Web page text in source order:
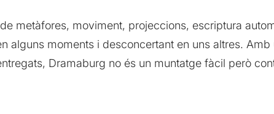
metàfores, moviment, projeccions, escriptura
alguns moments i desconcertant en uns altres. Amb
Dramaburg no és un muntatge fàcil però